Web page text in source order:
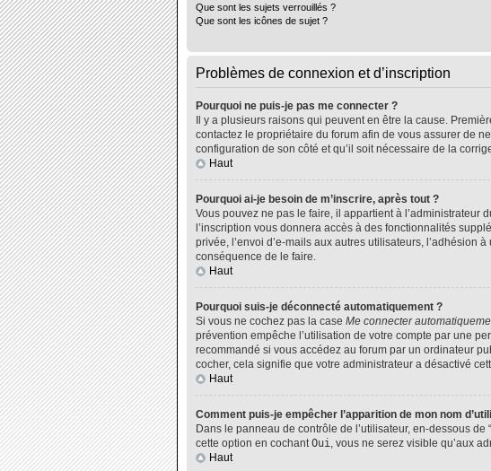
Que sont les sujets verrouillés ?
Que sont les icônes de sujet ?
Problèmes de connexion et d’inscription
Pourquoi ne puis-je pas me connecter ?
Il y a plusieurs raisons qui peuvent en être la cause.
contactez le propriétaire du forum afin de vous assurer de
configuration de son côté et qu’il soit nécessaire de la
Haut
Pourquoi ai-je besoin de m’inscrire, après tout ?
Vous pouvez ne pas le faire, il appartient à l’administrateur
l’inscription vous donnera accès à des fonctionnalités
privée, l’envoi d’e-mails aux autres utilisateurs, l’adhésion
conséquence de le faire.
Haut
Pourquoi suis-je déconnecté automatiquement ?
Si vous ne cochez pas la case Me connecter
prévention empêche l’utilisation de votre compte par une
recommandé si vous accédez au forum par un ordinateur
cocher, cela signifie que votre administrateur a désactivé
Haut
Comment puis-je empêcher l’apparition de mon nom
Dans le panneau de contrôle de l’utilisateur, en-dessous
cette option en cochantOui, vous ne serez visible qu’aux
Haut